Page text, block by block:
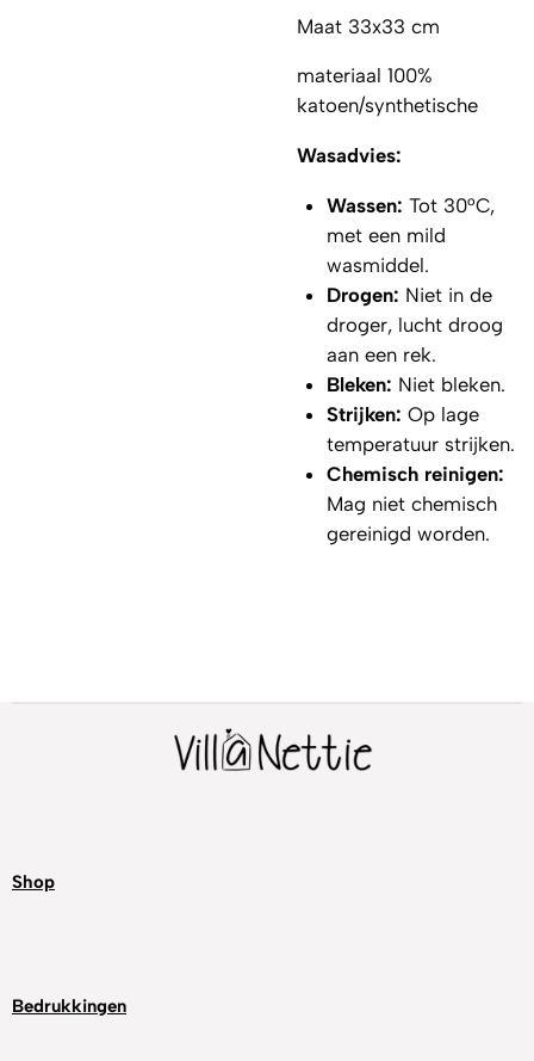
Maat 33x33 cm
materiaal 100%
katoen/synthetische
Wasadvies:
Wassen: Tot 30°C,
met een mild
wasmiddel.
Drogen: Niet in de
droger, lucht droog
aan een rek.
Bleken: Niet bleken.
Strijken: Op lage
temperatuur strijken.
Chemisch reinigen:
Mag niet chemisch
gereinigd worden.
Shop
Bedrukkingen